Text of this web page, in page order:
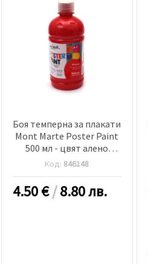
Боя темперна за плакати
Mont Marte Poster Paint
500 мл - цвят алено
червена
Код: 846148
4.50€/8.80 лв.